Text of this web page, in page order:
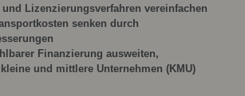
Lizenzierungsverfahren vereinfachen
senken durch
Finanzierung ausweiten,
und mittlere Unternehmen (KMU)